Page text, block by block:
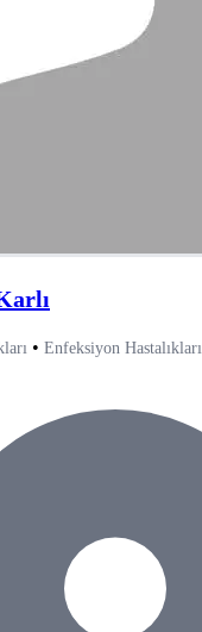
• Enfeksiyon Hastalıkları